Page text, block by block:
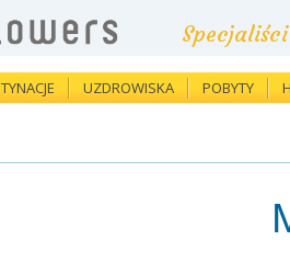
UZDROWISKA POBYTY